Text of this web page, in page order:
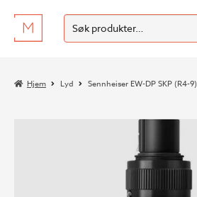
Hopp
til
Hopp
til
Søk
etter:
SØK
Hjem Lyd Sennheiser EW-DP SKP (R4-9)